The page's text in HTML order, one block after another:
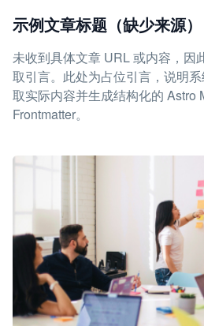
示例文章标题（缺少来源）
未收到具体文章 URL 或内容，因
取引言。此处为占位引言，说明
取实际内容并生成结构化的 Astro
Frontmatter。